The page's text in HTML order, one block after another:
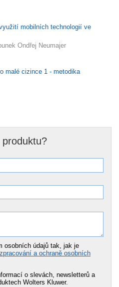
mobilních technologií ve
Ondřej Neumajer
malé cizince 1 - metodika
osobních údajů tak, jak je
a ochraně osobních
o slevách, newsletterů a
Wolters Kluwer.